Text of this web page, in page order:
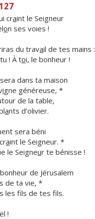
craint le Seigneur
on ses voies !
du travail de tes mains :
! À toi, le bonheur !
dans ta maison
igne généreuse, *
de la table,
ants d’olivier.
sera béni
aint le Seigneur. *
le Seigneur te bénisse !
de Jérusalem
de ta vie, *
les fls de tes fils.
!